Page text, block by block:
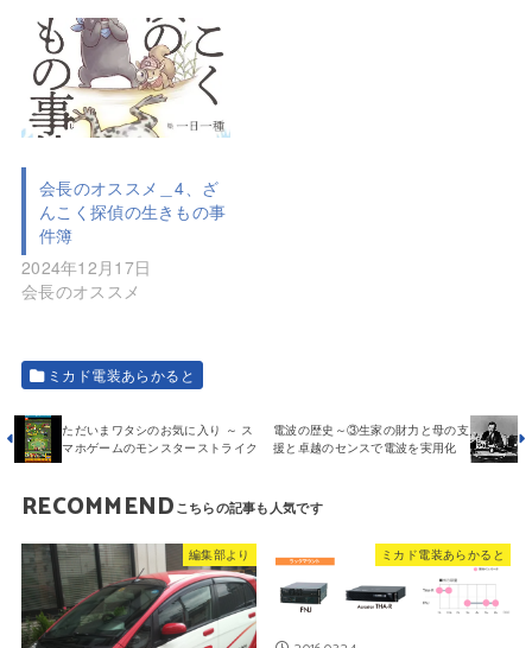
会長のオススメ＿4、ざ
んこく探偵の生きもの事
件簿
2024年12月17日
会長のオススメ
ミカド電装あらかると
電波の歴史～③生家の財力と母の支
援と卓越のセンスで電波を実用化
ただいまワタシのお気に入り ～ ス
マホゲームのモンスターストライク
RECOMMEND
編集部より ミカド電装あらかると